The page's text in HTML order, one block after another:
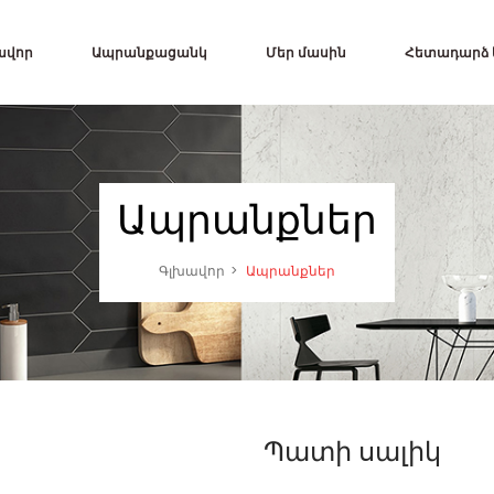
Ապրանքացանկ Մեր մասին Հետադարձ
Ապրանքներ
Գլխավոր Ապրանքներ
Պատի սալիկ